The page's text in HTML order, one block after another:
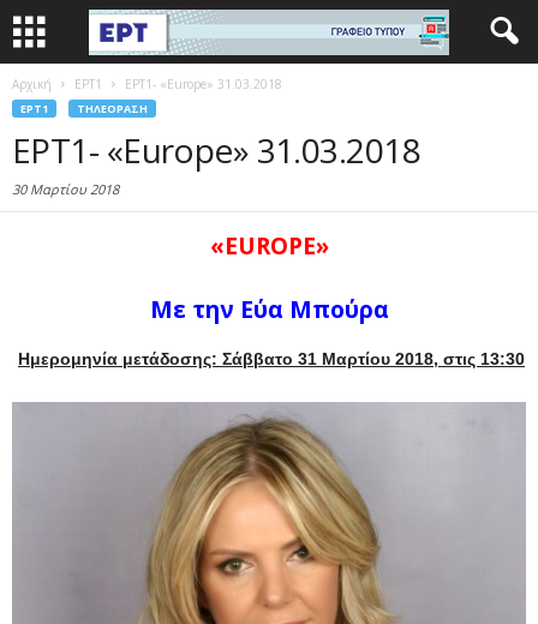
Αρχική EΡΤ1 ΕΡΤ1- «Europe» 31.03.2018
EΡΤ1 ΤΗΛΕΌΡΑΣΗ
ΕΡΤ1- «Europe» 31.03.2018
30 Μαρτίου 2018
«EUROPE»
Με την Εύα Μπούρα
Ημερομηνία μετάδοσης: Σάββατο 31 Μαρτίου 2018, στις 13:30